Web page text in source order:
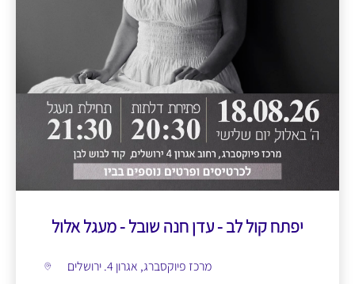
יפתח קול לב - עדן חנה שובל - מעגל אלול
מרכז פיוקסברג, אגרון 4. ירושלים